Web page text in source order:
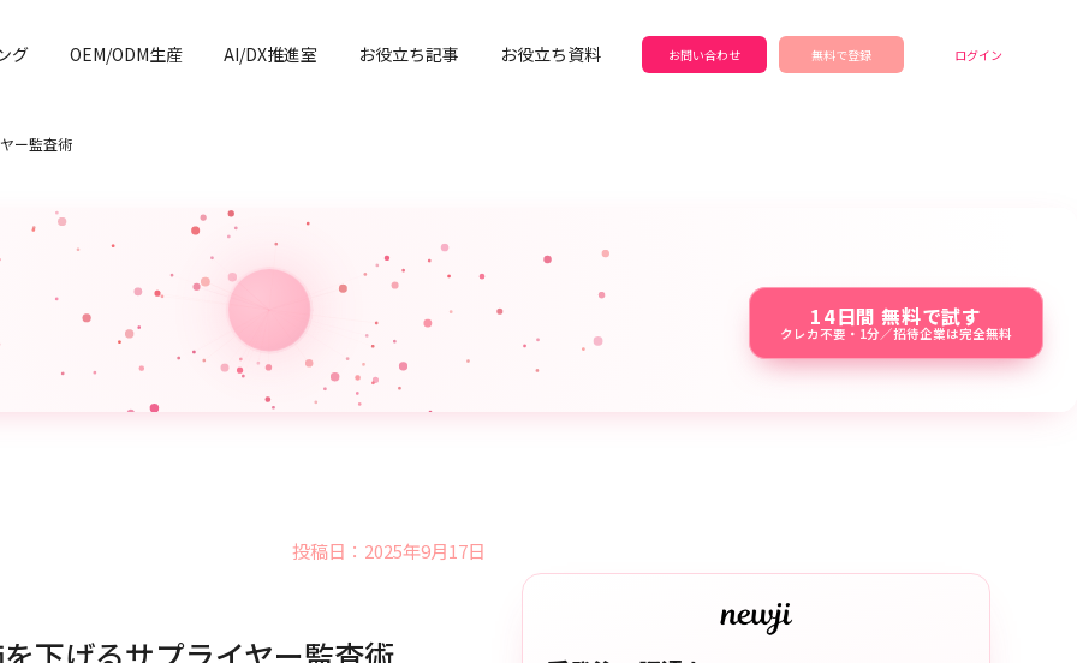
グ OEM/ODM生産 AI/DX推進室 お役立ち記事 お役立ち資料 お問い合わせ 無料で登録 ログイン
ー監査術
14日間 無料で試す
クレカ不要・1分／招待企業は完全無料
投稿日：2025年9月17日